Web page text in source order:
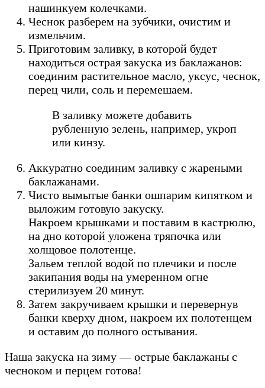
нашинкуем колечками.
Чеснок разберем на зубчики, очистим и
измельчим.
Приготовим заливку, в которой будет
находиться острая закуска из баклажанов:
соединим растительное масло, уксус, чеснок,
перец чили, соль и перемешаем.
В заливку можете добавить
рубленную зелень, например, укроп
или кинзу.
Аккуратно соединим заливку с жареными
баклажанами.
Чисто вымытые банки ошпарим кипятком и
выложим готовую закуску.
Накроем крышками и поставим в кастрюлю,
на дно которой уложена тряпочка или
холщовое полотенце.
Зальем теплой водой по плечики и после
закипания воды на умеренном огне
стерилизуем 20 минут.
Затем закручиваем крышки и перевернув
банки кверху дном, накроем их полотенцем
и оставим до полного остывания.
Наша закуска на зиму — острые баклажаны с
чесноком и перцем готова!